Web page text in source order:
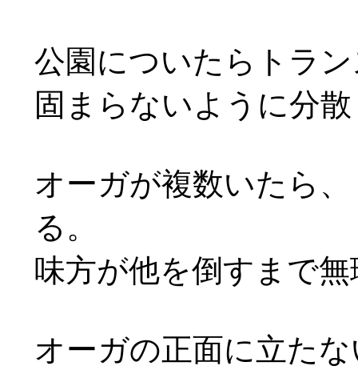
公園についたらトラ
固まらないように分
オーガが複数いたら
る。
味方が他を倒すまで
オーガの正面に立た